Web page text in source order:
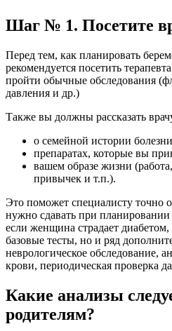
Шаг № 1. Посетите
Перед тем, как планировать
рекомендуется посетить
пройти обычные обследования
давления и др.)
Также вы должны рассказать
о семейной истории
препаратах, которые вы
вашем образе жизни
привычек и т.п.).
Это поможет специалисту точно
нужно сдавать при
если женщина страдает
базовые тесты, но и ряд
неврологическое обследование,
крови, периодическая проверка
Какие анализы
родителям?